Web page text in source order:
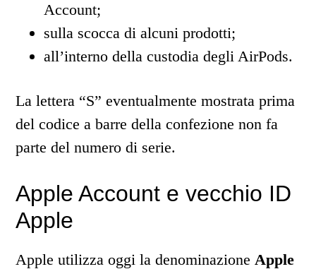
Account;
sulla scocca di alcuni prodotti;
all’interno della custodia degli AirPods.
La lettera “S” eventualmente mostrata prima
del codice a barre della confezione non fa
parte del numero di serie.
Apple Account e vecchio ID
Apple
Apple utilizza oggi la denominazioneApple